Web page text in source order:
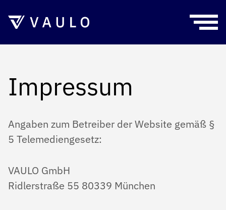
MINISTERIEN / BEHÖRDEN
FUNKTIONEN
FÜR UNTERNEHMEN
Impressum
Angaben zum Betreiber der Website gemäß §
5 Telemediengesetz:
VAULO GmbH
Ridlerstraße 55 80339 München